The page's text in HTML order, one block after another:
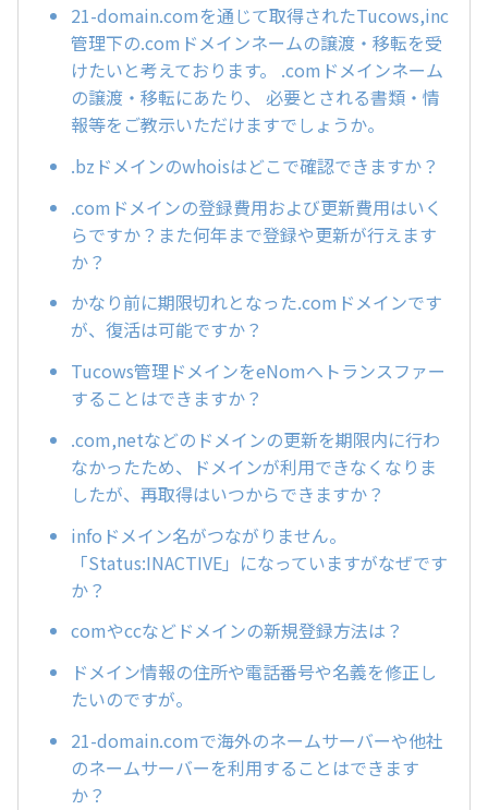
21-domain.comを通じて取得されたTucows,inc
管理下の.comドメインネームの譲渡・移転を受
けたいと考えております。 .comドメインネーム
の譲渡・移転にあたり、 必要とされる書類・情
報等をご教示いただけますでしょうか。
.bzドメインのwhoisはどこで確認できますか？
.comドメインの登録費用および更新費用はいく
らですか？また何年まで登録や更新が行えます
か？
かなり前に期限切れとなった.comドメインです
が、復活は可能ですか？
Tucows管理ドメインをeNomへトランスファー
することはできますか？
.com,netなどのドメインの更新を期限内に行わ
なかったため、ドメインが利用できなくなりま
したが、再取得はいつからできますか？
infoドメイン名がつながりません。
「Status:INACTIVE」になっていますがなぜです
か？
comやccなどドメインの新規登録方法は？
ドメイン情報の住所や電話番号や名義を修正し
たいのですが。
21-domain.comで海外のネームサーバーや他社
のネームサーバーを利用することはできます
か？